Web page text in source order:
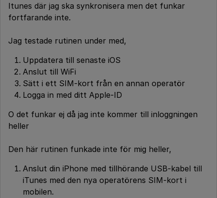
Itunes där jag ska synkronisera men det funkar
fortfarande inte.
Jag testade rutinen under med,
Uppdatera till senaste iOS
Anslut till WiFi
Sätt i ett SIM-kort från en annan operatör
Logga in med ditt Apple-ID
O det funkar ej då jag inte kommer till inloggningen
heller
Den här rutinen funkade inte för mig heller,
Anslut din iPhone med tillhörande USB-kabel till
iTunes med den nya operatörens SIM-kort i
mobilen.